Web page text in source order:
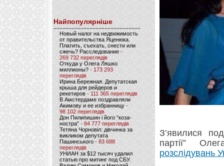
Найпопулярніше
Новый налог на недвижимость
от правительства Яценюка.
Платить, съехать, снести или
сжечь? Расследование-
269 732 переглядів
Откуда у Олега Ляшко
миллионы? - 173 293
переглядів
Ирина Бережная. Депутатская
крыша для рейдеров и
рекетиров - 111 365 переглядів
В Амстердаме поздравляли
Акимову и ее избранницу -
98 102 переглядів
Дон Пилипишин і його “коза-
ностра” - 84 777 переглядів
Тетяна Чорновіл: дівчинка за
викликом депутата
Пашинського- 83 688
переглядів
УНИАН за $12 тысяч удалил
статью про митинг под СБУ.
З’явилися
партії”
розслідувань